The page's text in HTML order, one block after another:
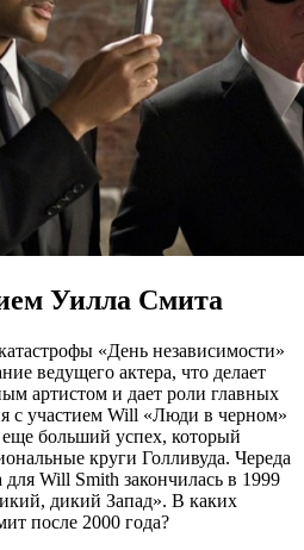
Уилла Смита
«День независимости»
ведущего актера, что делает
артистом и дает роли главных
с участием Will «Люди в черном»
больший успех, который
круги Голливуда. Череда
Will Smith закончилась в 1999
дикий Запад». В каких
после 2000 года?